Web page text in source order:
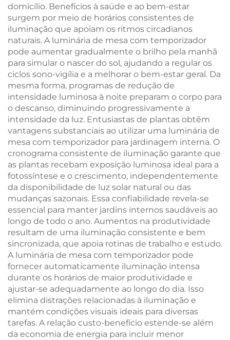
domicílio. Benefícios à saúde e ao bem-estar
surgem por meio de horários consistentes de
iluminação que apoiam os ritmos circadianos
naturais. A luminária de mesa com temporizador
pode aumentar gradualmente o brilho pela manhã
para simular o nascer do sol, ajudando a regular os
ciclos sono-vigília e a melhorar o bem-estar geral. Da
mesma forma, programas de redução de
intensidade luminosa à noite preparam o corpo para
o descanso, diminuindo progressivamente a
intensidade da luz. Entusiastas de plantas obtêm
vantagens substanciais ao utilizar uma luminária de
mesa com temporizador para jardinagem interna. O
cronograma consistente de iluminação garante que
as plantas recebam exposição luminosa ideal para a
fotossíntese e o crescimento, independentemente
da disponibilidade de luz solar natural ou das
mudanças sazonais. Essa confiabilidade revela-se
essencial para manter jardins internos saudáveis ao
longo de todo o ano. Aumentos na produtividade
resultam de uma iluminação consistente e bem
sincronizada, que apoia rotinas de trabalho e estudo.
A luminária de mesa com temporizador pode
fornecer automaticamente iluminação intensa
durante os horários de maior produtividade e
ajustar-se adequadamente ao longo do dia. Isso
elimina distrações relacionadas à iluminação e
mantém condições visuais ideais para diversas
tarefas. A relação custo-benefício estende-se além
da economia de energia para incluir menor